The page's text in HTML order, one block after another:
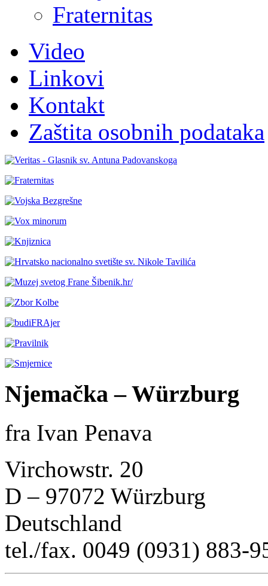
Fraternitas
Video
Linkovi
Kontakt
Zaštita osobnih podataka
Njemačka – Würzburg
fra Ivan Penava
Virchowstr. 20
D – 97072 Würzburg
Deutschland
tel./fax. 0049 (0931) 883-